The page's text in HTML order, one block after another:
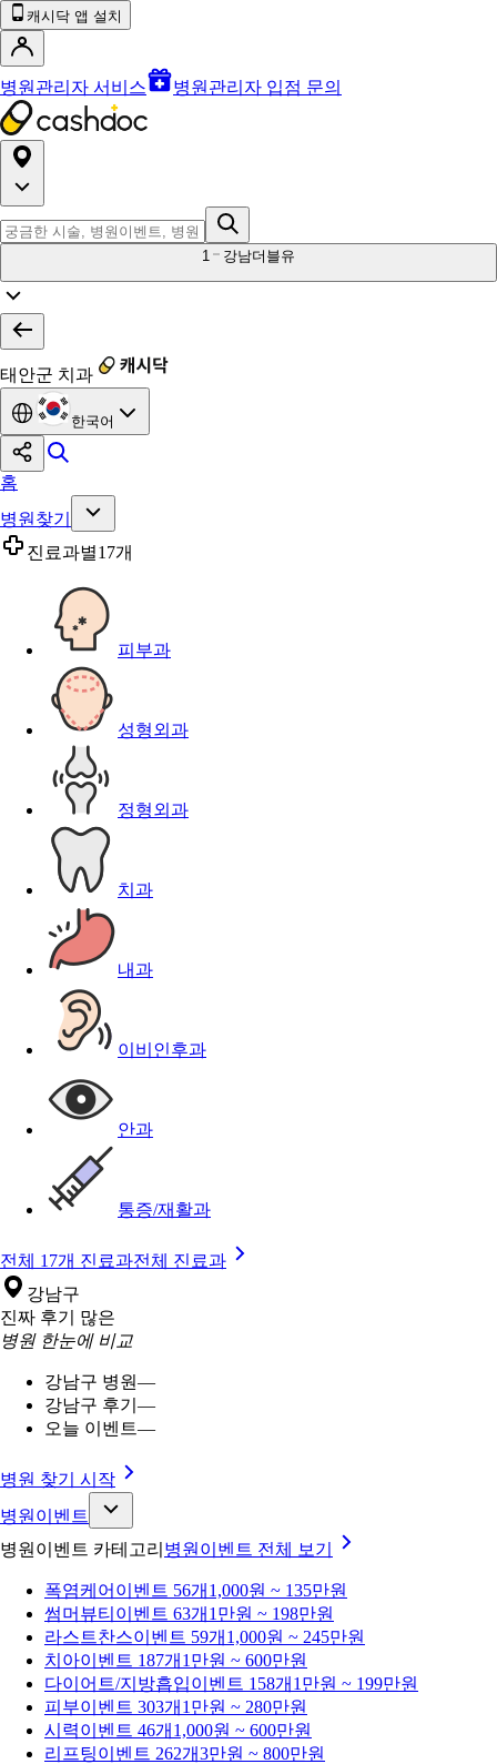
캐시닥 앱 설치
병원관리자 서비스 병원관리자 입점 문의
1 강남더블유
태안군 치과
한국어
홈
병원찾기
진료과별17개
피부과
성형외과
정형외과
치과
내과
이비인후과
안과
통증/재활과
전체 17개 진료과전체 진료과
강남구
진짜 후기 많은
병원 한눈에 비교
강남구 병원—
강남구 후기 —
오늘 이벤트—
병원 찾기 시작
병원이벤트
병원이벤트 카테고리 병원이벤트 전체 보기
폭염케어 이벤트 56개 1,000원 ~ 135만원
썸머뷰티 이벤트 63개 1만원 ~ 198만원
라스트찬스이벤트 59개 1,000원 ~ 245만원
치아이벤트 187개 1만원 ~ 600만원
다이어트/지방흡입이벤트 158개 1만원 ~ 199만원
피부이벤트 303개 1만원 ~ 280만원
시력이벤트 46개 1,000원 ~ 600만원
리프팅이벤트 262개3만원 ~ 800만원